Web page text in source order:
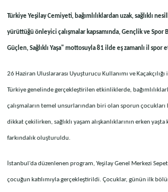
Türkiye Yeşilay Cemiyeti, bağımlılıklardan uzak, sağlıklı
yürüttüğü önleyici çalışmalar kapsamında, Gençlik ve Spor
Güçlen, Sağlıklı Yaşa" mottosuyla 81 ilde eş zamanlı il
26 Haziran Uluslararası Uyuşturucu Kullanımı ve
Türkiye genelinde gerçekleştirilen etkinliklerde,
çalışmaların temel unsurlarından biri olan sporun
dikkat çekilirken, sağlıklı yaşam alışkanlıklarının erken yaşta
farkındalık oluşturuldu.
İstanbul'da düzenlenen program, Yeşilay Genel Merkezi
çocuğun katılımıyla gerçekleştirildi. Çocuklar, günün ilk